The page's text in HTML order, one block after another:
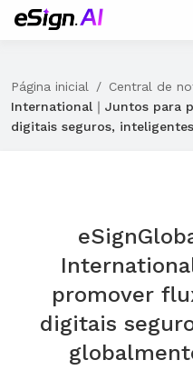
Página inicial / Central de
International｜Juntos para
digitais seguros,
promover
digitais